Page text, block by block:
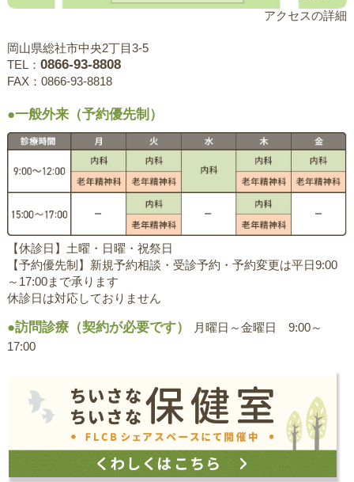
アクセスの詳細
岡山県総社市中央2丁目3-5
TEL： 0866-93-8808
FAX：0866-93-8818
●一般外来（予約優先制）
【休診日】土曜・日曜・祝祭日
【予約優先制】新規予約相談・受診予約・予約変更は平日9:00
～17:00まで承ります
休診日は対応しておりません
●訪問診療（契約が必要です）
月曜日～金曜日 9:00～
17:00